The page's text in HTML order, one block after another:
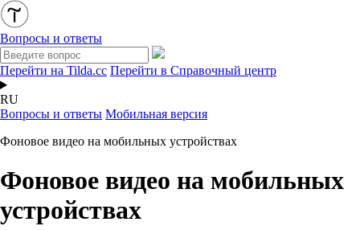
Вопросы и ответы
Перейти на Tilda.cc Перейти в Справочный центр
RU
Вопросы и ответы Мобильная версия
Фоновое видео на мобильных устройствах
Фоновое видео на мобильных
устройствах